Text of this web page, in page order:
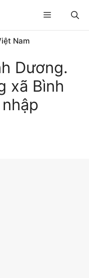
Menu
Nam
Dương.
xã Bình